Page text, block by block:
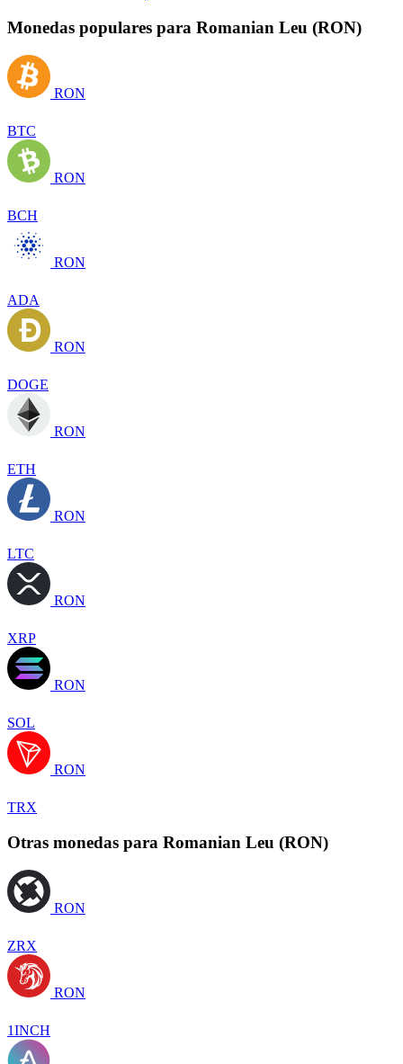
Monedas populares para Romanian Leu (RON)
RON
BTC
RON
BCH
RON
ADA
RON
DOGE
RON
ETH
RON
LTC
RON
XRP
RON
SOL
RON
TRX
Otras monedas para Romanian Leu (RON)
RON
ZRX
RON
1INCH